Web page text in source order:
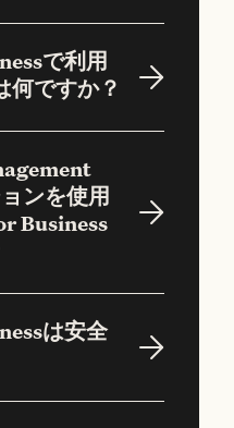
で利用
何ですか？
ンを使用
Business
は安全